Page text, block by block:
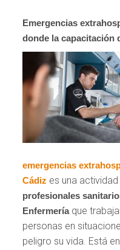
Emergencias
donde la capacitación
emergencias
Cádiz es una
profesionales
Enfermeríaque
personas en
peligro su vida. Está